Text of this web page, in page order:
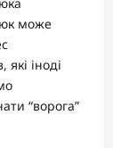
може
іноді
“ворога”